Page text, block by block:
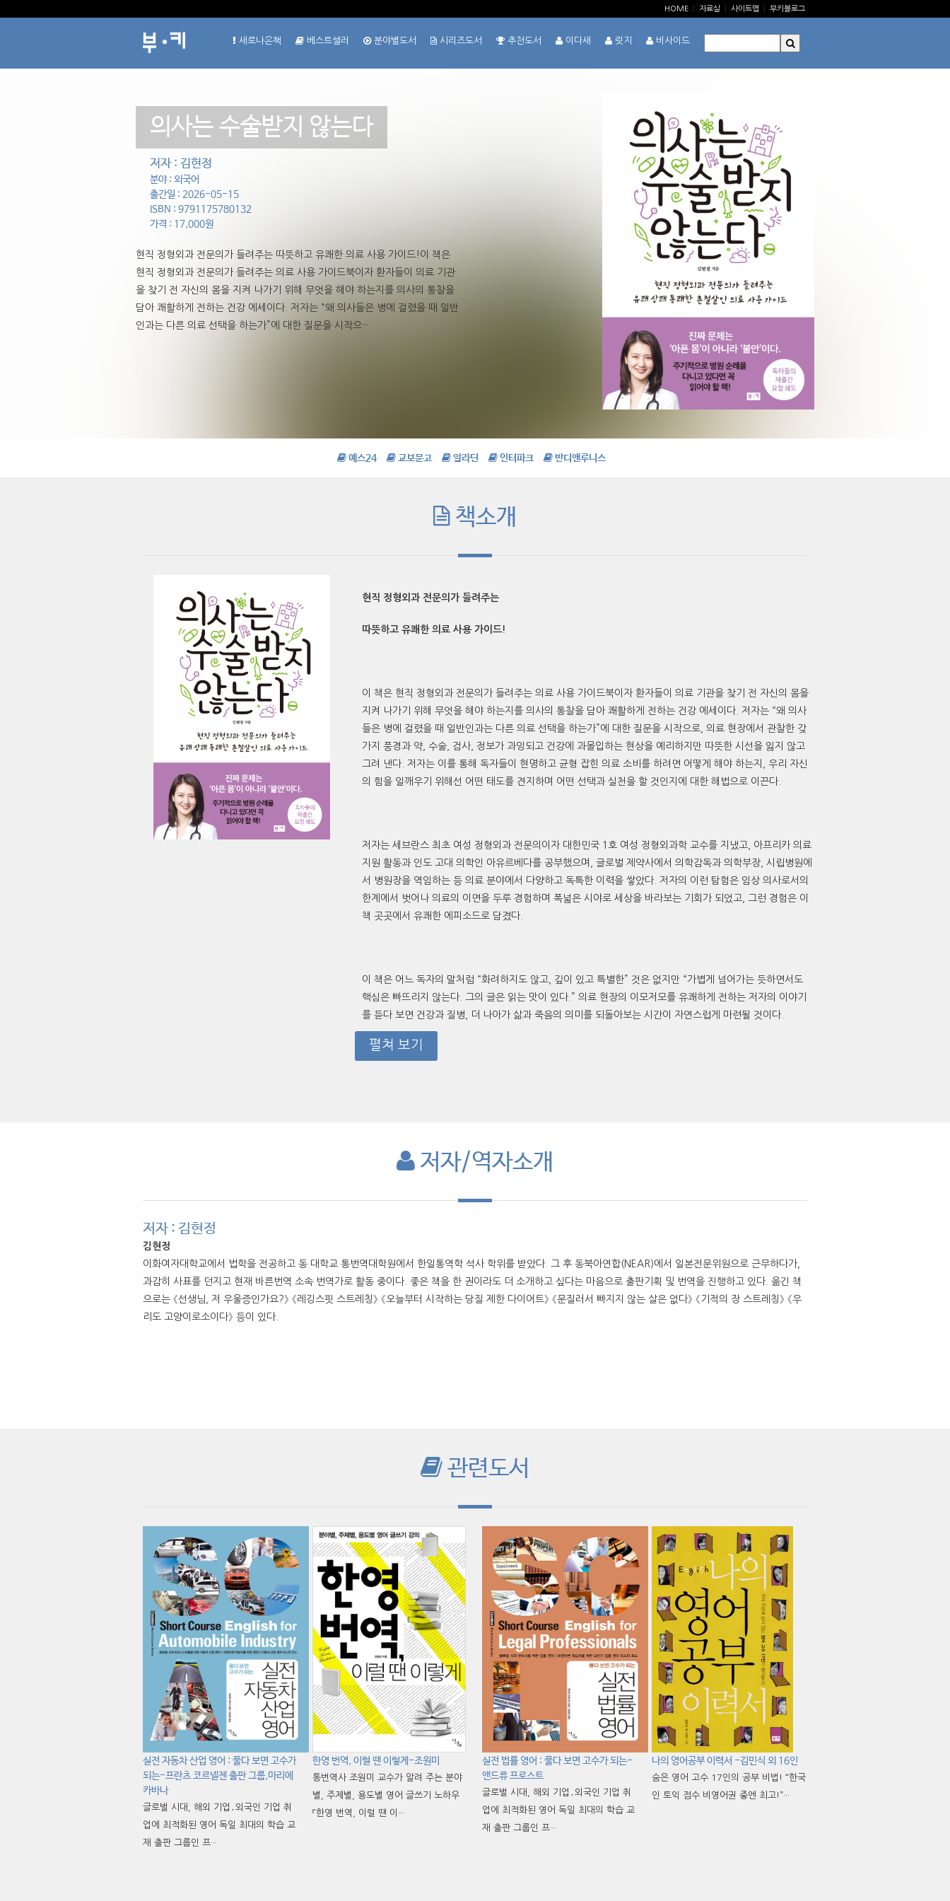
HOME 자료실 사이트맵 부키블로그
새로나온책 베스트셀러 분야별도서 시리즈도서 추천도서 이다새 릿지 비사이드
의사는 수술받지 않는다
저자 : 김현정
분야 : 외국어
출간일 : 2026-05-15
ISBN : 9791175780132
가격 : 17,000원
현직 정형외과 전문의가 들려주는 따뜻하고 유쾌한 의료 사용 가이드!이 책은
현직 정형외과 전문의가 들려주는 의료 사용 가이드북이자 환자들이 의료 기관
을 찾기 전 자신의 몸을 지켜 나가기 위해 무엇을 해야 하는지를 의사의 통찰을
담아 쾌활하게 전하는 건강 에세이다. 저자는 “왜 의사들은 병에 걸렸을 때 일반
인과는 다른 의료 선택을 하는가”에 대한 질문을 시작으···
예스24 교보문고 알라딘 인터파크 반디앤루니스
책소개
현직 정형외과 전문의가 들려주는
따뜻하고 유쾌한 의료 사용 가이드!
이 책은 현직 정형외과 전문의가 들려주는 의료 사용 가이드북이자 환자들이 의료 기관을 찾기 전 자신의 몸을
지켜 나가기 위해 무엇을 해야 하는지를 의사의 통찰을 담아 쾌활하게 전하는 건강 에세이다. 저자는 “왜 의사
들은 병에 걸렸을 때 일반인과는 다른 의료 선택을 하는가”에 대한 질문을 시작으로, 의료 현장에서 관찰한 갖
가지 풍경과 약, 수술, 검사, 정보가 과잉되고 건강에 과몰입하는 현상을 예리하지만 따뜻한 시선을 잃지 않고
그려 낸다. 저자는 이를 통해 독자들이 현명하고 균형 잡힌 의료 소비를 하려면 어떻게 해야 하는지, 우리 자신
의 힘을 일깨우기 위해선 어떤 태도를 견지하며 어떤 선택과 실천을 할 것인지에 대한 해법으로 이끈다.
저자는 세브란스 최초 여성 정형외과 전문의이자 대한민국 1호 여성 정형외과학 교수를 지냈고, 아프리카 의료
지원 활동과 인도 고대 의학인 아유르베다를 공부했으며, 글로벌 제약사에서 의학감독과 의학부장, 시립병원에
서 병원장을 역임하는 등 의료 분야에서 다양하고 독특한 이력을 쌓았다. 저자의 이런 탐험은 임상 의사로서의
한계에서 벗어나 의료의 이면을 두루 경험하며 폭넓은 시야로 세상을 바라보는 기회가 되었고, 그런 경험은 이
책 곳곳에서 유쾌한 에피소드로 담겼다.
이 책은 어느 독자의 말처럼 “화려하지도 않고, 깊이 있고 특별한” 것은 없지만 “가볍게 넘어가는 듯하면서도
핵심은 빠뜨리지 않는다. 그의 글은 읽는 맛이 있다.” 의료 현장의 이모저모를 유쾌하게 전하는 저자의 이야기
를 듣다 보면 건강과 질병, 더 나아가 삶과 죽음의 의미를 되돌아보는 시간이 자연스럽게 마련될 것이다.
펼쳐 보기
저자/역자소개
저자 : 김현정
김현정
이화여자대학교에서 법학을 전공하고 동 대학교 통번역대학원에서 한일통역학 석사 학위를 받았다. 그 후 동북아연합(NEAR)에서 일본전문위원으로 근무하다가,
과감히 사표를 던지고 현재 바른번역 소속 번역가로 활동 중이다. 좋은 책을 한 권이라도 더 소개하고 싶다는 마음으로 출판기획 및 번역을 진행하고 있다. 옮긴 책
으로는 《선생님, 저 우울증인가요?》 《레깅스핏 스트레칭》 《오늘부터 시작하는 당질 제한 다이어트》 《문질러서 빠지지 않는 살은 없다》 《기적의 장 스트레칭》 《우
리도 고양이로소이다》 등이 있다.
관련도서
실전 자동차 산업 영어 : 풀다 보면 고수가
되는-프란츠 코르넬젠 출판 그룹,마리에
카바나
글로벌 시대, 해외 기업․외국인 기업 취
업에 최적화된 영어 독일 최대의 학습 교
재 출판 그룹인 프···
한영 번역, 이럴 땐 이렇게-조원미
통번역사 조원미 교수가 알려 주는 분야
별, 주제별, 용도별 영어 글쓰기 노하우
『한영 번역, 이럴 땐 이···
실전 법률 영어 : 풀다 보면 고수가 되는-
앤드류 프로스트
글로벌 시대, 해외 기업․외국인 기업 취
업에 최적화된 영어 독일 최대의 학습 교
재 출판 그룹인 프···
나의 영어공부 이력서 -김민식 외 16인
숨은 영어 고수 17인의 공부 비법! “한국
인 토익 점수 비영어권 중엔 최고!”···